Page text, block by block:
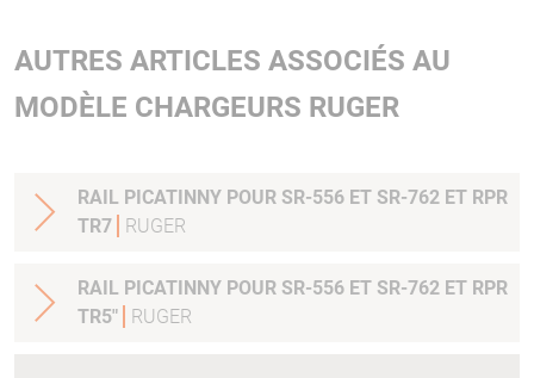
AUTRES ARTICLES ASSOCIÉS AU
MODÈLE CHARGEURS RUGER
RAIL PICATINNY POUR SR-556 ET SR-762 ET RPR
TR7
RUGER
RAIL PICATINNY POUR SR-556 ET SR-762 ET RPR
TR5"
RUGER